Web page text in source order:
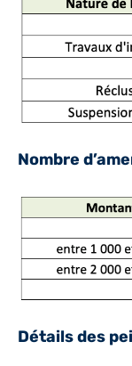
Nombre
Détails des